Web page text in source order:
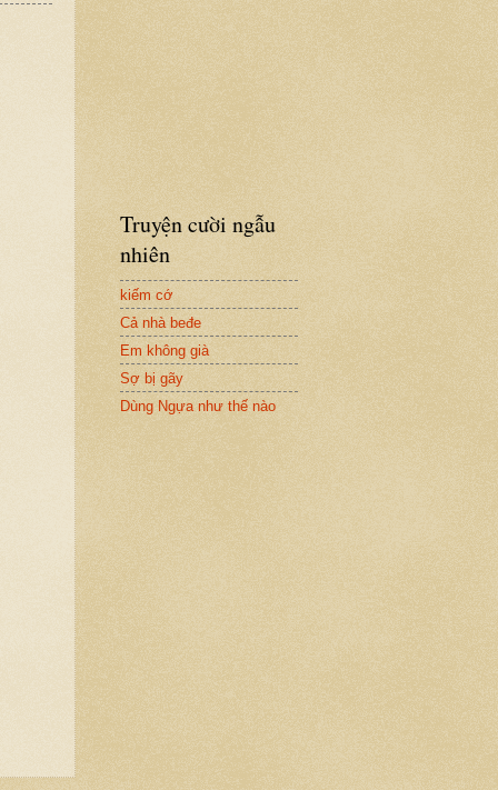
Truyện cười ngẫu
nhiên
kiếm cớ
Cả nhà beđe
Em không già
Sợ bị gãy
Dùng Ngựa như thế nào